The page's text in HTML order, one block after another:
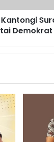
Kantongi
Demokrat